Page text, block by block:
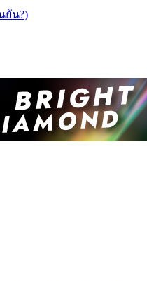
ยัน?)